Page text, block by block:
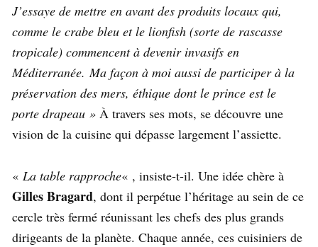
J’essaye de mettre en avant des produits locaux qui,
comme le crabe bleu et le lionfish (sorte de rascasse
tropicale) commencent à devenir invasifs en
Méditerranée. Ma façon à moi aussi de participer à la
préservation des mers, éthique dont le prince est le
porte drapeau » À travers ses mots, se découvre une
vision de la cuisine qui dépasse largement l’assiette.
« La table rapproche« , insiste-t-il. Une idée chère à
Gilles Bragard, dont il perpétue l’héritage au sein de ce
cercle très fermé réunissant les chefs des plus grands
dirigeants de la planète. Chaque année, ces cuisiniers de